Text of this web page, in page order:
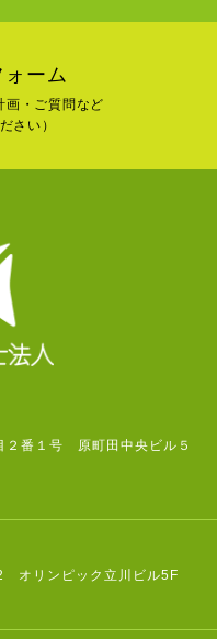
ーム
画・ご質問など
さい）
２番１号 原町田中央ビル５
オリンピック立川ビル5F